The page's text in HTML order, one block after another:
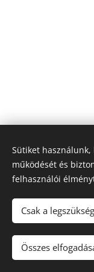
Sütiket
működését és
felhasználói
Csak a
Összes